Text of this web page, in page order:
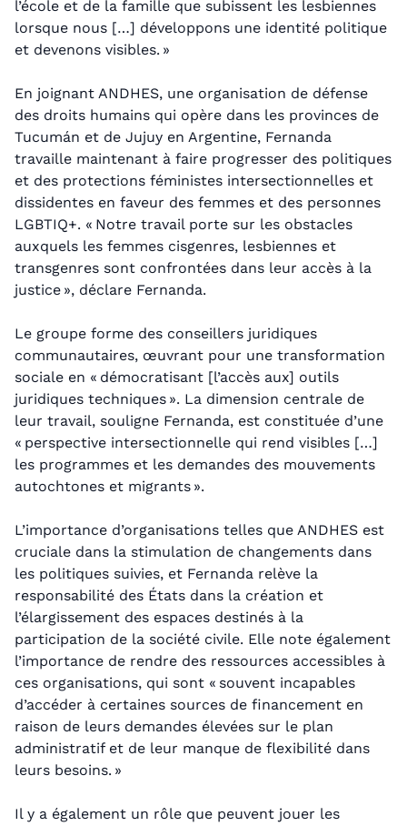
l’école et de la famille que subissent les lesbiennes
lorsque nous […] développons une identité politique
et devenons visibles. »
En joignant ANDHES, une organisation de défense
des droits humains qui opère dans les provinces de
Tucumán et de Jujuy en Argentine, Fernanda
travaille maintenant à faire progresser des politiques
et des protections féministes intersectionnelles et
dissidentes en faveur des femmes et des personnes
LGBTIQ+. « Notre travail porte sur les obstacles
auxquels les femmes cisgenres, lesbiennes et
transgenres sont confrontées dans leur accès à la
justice », déclare Fernanda.
Le groupe forme des conseillers juridiques
communautaires, œuvrant pour une transformation
sociale en « démocratisant [l’accès aux] outils
juridiques techniques ». La dimension centrale de
leur travail, souligne Fernanda, est constituée d’une
« perspective intersectionnelle qui rend visibles […]
les programmes et les demandes des mouvements
autochtones et migrants ».
L’importance d’organisations telles que ANDHES est
cruciale dans la stimulation de changements dans
les politiques suivies, et Fernanda relève la
responsabilité des États dans la création et
l’élargissement des espaces destinés à la
participation de la société civile. Elle note également
l’importance de rendre des ressources accessibles à
ces organisations, qui sont « souvent incapables
d’accéder à certaines sources de financement en
raison de leurs demandes élevées sur le plan
administratif et de leur manque de flexibilité dans
leurs besoins. »
Il y a également un rôle que peuvent jouer les